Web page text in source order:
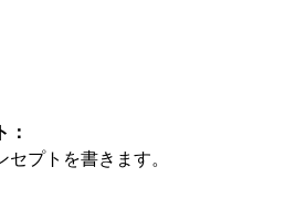
プトを書きます。